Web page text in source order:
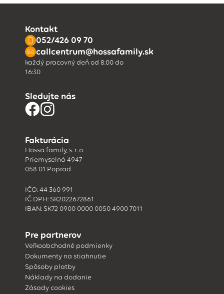
Kontakt
052/426 09 70
callcentrum@hossafamily.sk
každý pracovný deň od 8:00 do
16:30
Sledujte nás
Fakturácia
Hossa family, s. r. o.
Priemyselná 4947
058 01 Poprad
IČO: 44 360 991
IČ DPH: SK2022672861
IBAN: SK72 0900 0000 0050 4900 7011
Pre partnerov
Veľkoobchodné podmienky
Dokumenty na stiahnutie
Spôsoby platby
Náklady na dodanie
Zásady cookies